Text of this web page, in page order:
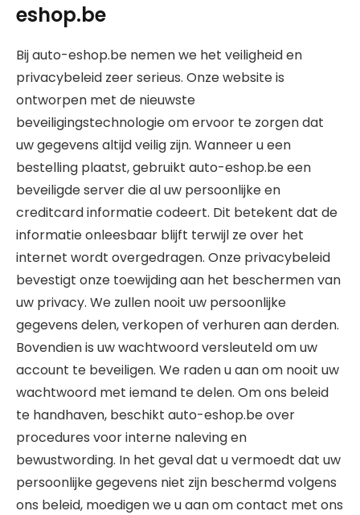
eshop.be
Bij auto-eshop.be nemen we het veiligheid en
privacybeleid zeer serieus. Onze website is
ontworpen met de nieuwste
beveiligingstechnologie om ervoor te zorgen dat
uw gegevens altijd veilig zijn. Wanneer u een
bestelling plaatst, gebruikt auto-eshop.be een
beveiligde server die al uw persoonlijke en
creditcard informatie codeert. Dit betekent dat de
informatie onleesbaar blijft terwijl ze over het
internet wordt overgedragen. Onze privacybeleid
bevestigt onze toewijding aan het beschermen van
uw privacy. We zullen nooit uw persoonlijke
gegevens delen, verkopen of verhuren aan derden.
Bovendien is uw wachtwoord versleuteld om uw
account te beveiligen. We raden u aan om nooit uw
wachtwoord met iemand te delen. Om ons beleid
te handhaven, beschikt auto-eshop.be over
procedures voor interne naleving en
bewustwording. In het geval dat u vermoedt dat uw
persoonlijke gegevens niet zijn beschermd volgens
ons beleid, moedigen we u aan om contact met ons